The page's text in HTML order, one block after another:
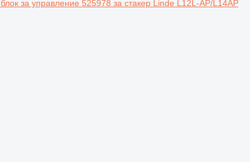
блок за управление 525978 за стакер Linde L12L-AP/L14AP